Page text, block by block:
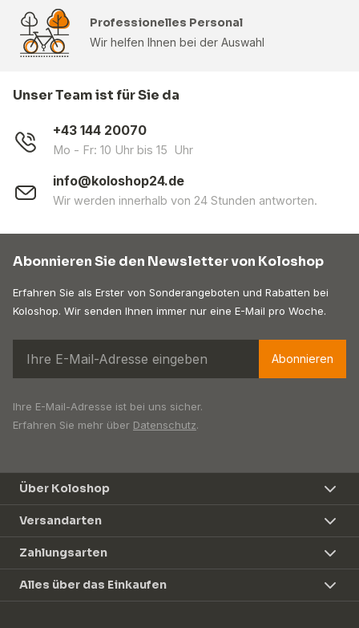
Professionelles Personal
Wir helfen Ihnen bei der Auswahl
Unser Team ist für Sie da
+43 144 20070
Mo - Fr: 10 Uhr bis 15 Uhr
info@koloshop24.de
Wir werden innerhalb von 24 Stunden antworten.
Abonnieren Sie den Newsletter von Koloshop
Erfahren Sie als Erster von Sonderangeboten und Rabatten bei
Koloshop. Wir senden Ihnen immer nur eine E-Mail pro Woche.
Abonnieren
Ihre E-Mail-Adresse ist bei uns sicher.
Erfahren Sie mehr über Datenschutz.
Über Koloshop
Versandarten
Zahlungsarten
Alles über das Einkaufen